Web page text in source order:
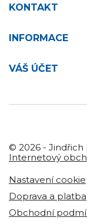
KONTAKT
INFORMACE
VÁŠ ÚČET
© 2026 - Jindřich
Internetový
Nastavení cookie
Doprava a platba
Obchodní